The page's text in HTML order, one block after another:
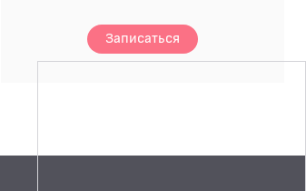
Записаться